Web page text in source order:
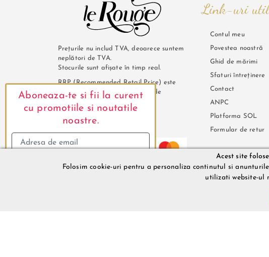
Prețurile nu includ TVA, deoarece suntem
neplători de TVA.
Stocurile sunt afișate în timp real.
RRP (Recommended Retail Price) este
pretul de vanzare recomandat de
furnizor.
Plată și securitate
Link-uri
Contul meu
Povestea noastră
Ghid de mărimi
Sfaturi întreținere
Contact
ANPC
Platforma SOL
Formular de retur
Acest site
Folosim cookie-uri pentru a personaliza continutul si
utilizati website-ul
Aboneaza-te si fii la curent
cu promotiile si noutatile
noastre.
Mă abonez